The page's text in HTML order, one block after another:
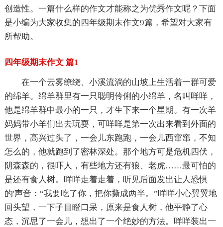
创造性。一篇什么样的作文才能称之为优秀作文呢？下面
是小编为大家收集的四年级期末作文9篇，希望对大家有
所帮助。
四年级期末作文 篇1
在一个云雾缭绕、小溪流淌的山坡上生活着一群可爱
的绵羊。绵羊群里有一只聪明伶俐的小绵羊，名叫咩咩，
他是绵羊群中最小的一只，才生下来一个星期。有一次羊
妈妈带小羊们出去玩耍，可咩咩是第一次出来看到外面的
世界，高兴过头了，一会儿东跑跑，一会儿西窜窜，不知
怎么的，他就跑到了密林深处。那个地方可是危机四伏，
阴森森的，很吓人，有些地方还有狼、老虎……最可怕的
是还有食人树。咩咩走着走着，听见后面发出让人恐惧
的'声音：“我要吃了你，把你撕成两半。”咩咩小心翼翼地
回头望，一下子目瞪口呆，原来是食人树，他平静了心
态，沉思了一会儿，想出了一个绝妙的方法。咩咩装出一